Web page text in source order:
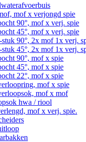
mof x verjongd spie
90°, mof x verj. spie
45°, mof x verj. spie
90°, 2x mof 1x verj.
45°, 2x mof 1x verj.
90°, mof x spie
45°, mof x spie
22°, mof x spie
mof x spie
mof x mof
hwa / riool
mof x verj. spie.